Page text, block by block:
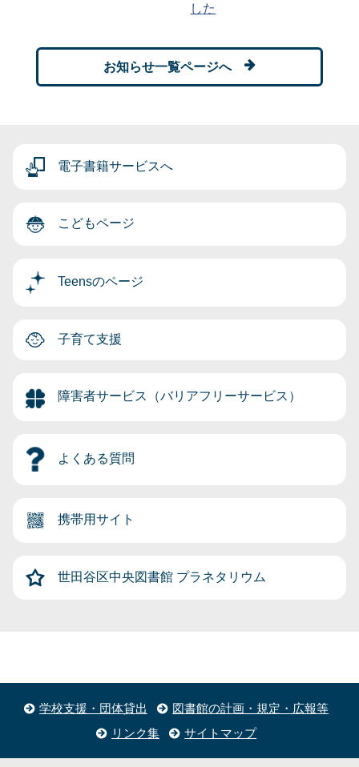
した
お知らせ一覧ページへ
電子書籍サービスへ
こどもページ
Teensのページ
子育て支援
障害者サービス（バリアフリーサービス）
よくある質問
携帯用サイト
世田谷区中央図書館 プラネタリウム
学校支援・団体貸出
図書館の計画・規定・広報等
リンク集
サイトマップ